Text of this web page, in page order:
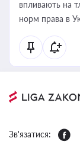
впливають на
норм права в
Зв'язатися: